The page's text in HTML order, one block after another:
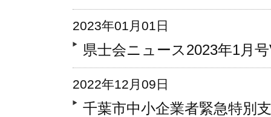
2023年01月01日
県士会ニュース2023年1月
2022年12月09日
千葉市中小企業者緊急特別